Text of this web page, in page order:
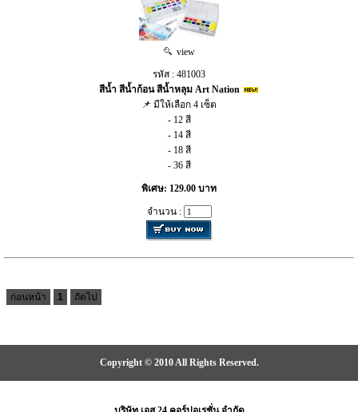
view
รหัส : 481003
สีน้ำ สีน้ำก้อน สีน้ำหลุม Art Nation
📌 มีให้เลือก 4 เซ็ต
- 12 สี
- 14 สี
- 18 สี
- 36 สี
พิเศษ: 129.00 บาท
จำนวน :
ก่อนหน้า 1 ถัดไป
Copyright © 2010 All Rights Reserved.